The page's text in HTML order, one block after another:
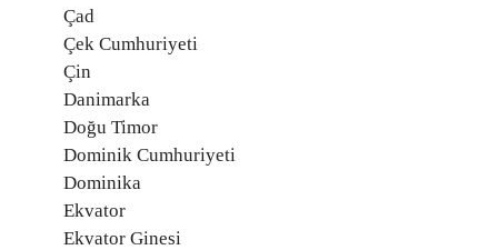
Çad
Çek Cumhuriyeti
Çin
Danimarka
Doğu Timor
Dominik Cumhuriyeti
Dominika
Ekvator
Ekvator Ginesi